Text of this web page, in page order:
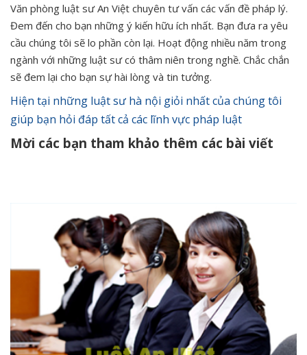
Văn phòng luật sư An Việt chuyên tư vấn các vấn đề pháp lý.
Đem đến cho bạn những ý kiến hữu ích nhất. Bạn đưa ra yêu
cầu chúng tôi sẽ lo phần còn lại. Hoạt động nhiều năm trong
ngành với những luật sư có thâm niên trong nghề. Chắc chắn
sẽ đem lại cho bạn sự hài lòng và tin tưởng.
Hiện tại những luật sư hà nội giỏi nhất của chúng tôi
giúp bạn hỏi đáp tất cả các lĩnh vực pháp luật
Mời các bạn tham khảo thêm các bài viết